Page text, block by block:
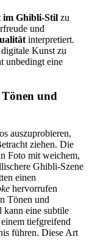
Ghibli-Stil zu
und
interpretiert.
Kunst zu
unbedingt eine
Tönen und
auszuprobieren,
ziehen. Die
Foto mit weichem,
Ghibli-Szene
einen
hervorrufen
Tönen und
eine subtile
tiefgreifend
führen. Diese Art